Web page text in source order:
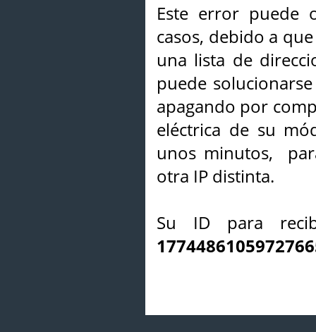
Este error puede
casos, debido a
una lista de
puede
apagando por
eléctrica de su
unos minutos,
otra IP distinta.
Su ID para